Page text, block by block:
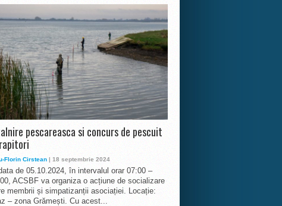
pescareasca si concurs de pescuit
Florin Cirstean | 18 septembrie 2024
de 05.10.2024, în intervalul orar 07:00 –
ACSBF va organiza o acțiune de socializare
membrii și simpatizanții asociației. Locație:
– zona Grămești. Cu acest...